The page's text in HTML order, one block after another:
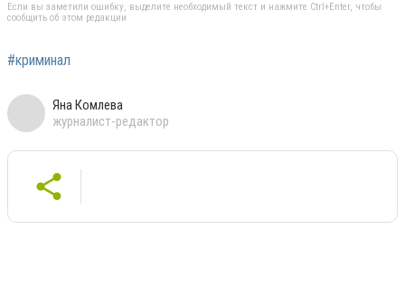
Если вы заметили ошибку, выделите необходимый текст и нажмите Ctrl+Enter, чтобы
сообщить об этом редакции
#криминал
Яна Комлева
журналист-редактор